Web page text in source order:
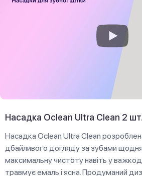
Насадка Oclean Ultra Clean 2 шт.
Насадка Oclean Ultra Clean
дбайливого догляду за зубами
максимальну чистоту навіть у
травмує емаль і ясна. Продуманий